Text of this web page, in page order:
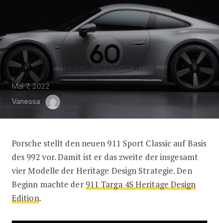
Mai 7, 2022
Vanessa
Porsche 911 (992) Sport Classic
Porsche stellt den neuen 911 Sport Classic auf Basis
des 992 vor. Damit ist er das zweite der insgesamt
vier Modelle der Heritage Design Strategie. Den
Beginn machte der 911 Targa 4S Heritage Design
Edition.